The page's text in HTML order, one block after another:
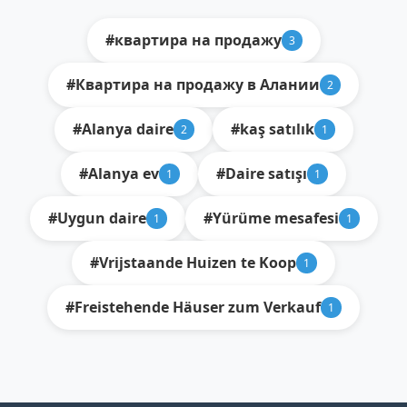
#квартира на продажу 3
#Квартира на продажу в Алании 2
#Alanya daire 2 #kaş satılık 1
#Alanya ev 1 #Daire satışı 1
#Uygun daire 1 #Yürüme mesafesi 1
#Vrijstaande Huizen te Koop 1
#Freistehende Häuser zum Verkauf 1